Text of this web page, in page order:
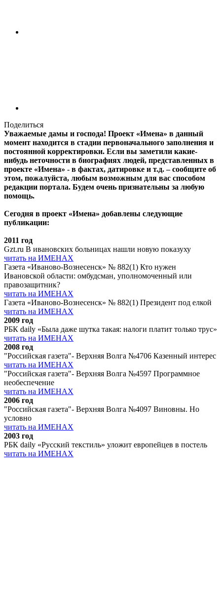
Поделиться
Уважаемые дамы и господа! Проект «Имена» в данный
момент находится в стадии первоначального заполнения и
постоянной корректировки. Если вы заметили какие-
нибудь неточности в биографиях людей, представленных в
проекте «Имена» - в фактах, датировке и т.д. – сообщите об
этом, пожалуйста, любым возможным для вас способом
редакции портала. Будем очень признательны за любую
помощь.
Сегодня в проект «Имена» добавлены следующие
публикации:
2011 год
Gzt.ru В ивановских больницах нашли новую показуху
читать на ИМЕНАХ
Газета «Иваново-Вознесенск» № 882(1) Кто нужен
Ивановской области: омбудсман, уполномоченный или
правозащитник?
читать на ИМЕНАХ
Газета «Иваново-Вознесенск» № 882(1) Президент под елкой
читать на ИМЕНАХ
2009 год
РБК daily «Была даже шутка такая: налоги платит только трус»
читать на ИМЕНАХ
2008 год
"Российская газета"- Верхняя Волга №4706 Казенный интерес
читать на ИМЕНАХ
"Российская газета"- Верхняя Волга №4597 Программное
необеспечение
читать на ИМЕНАХ
2006 год
"Российская газета"- Верхняя Волга №4097 Виновны. Но
условно
читать на ИМЕНАХ
2003 год
РБК daily «Русский текстиль» уложит европейцев в постель
читать на ИМЕНАХ